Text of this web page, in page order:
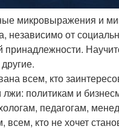
микровыражения и
независимо от
принадлежности.
всем, кто
лжи: политикам и
педагогам,
всем, кто не хочет